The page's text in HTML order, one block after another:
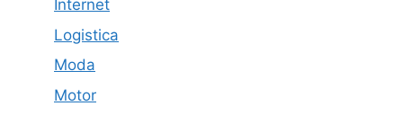
Internet
Logistica
Moda
Motor